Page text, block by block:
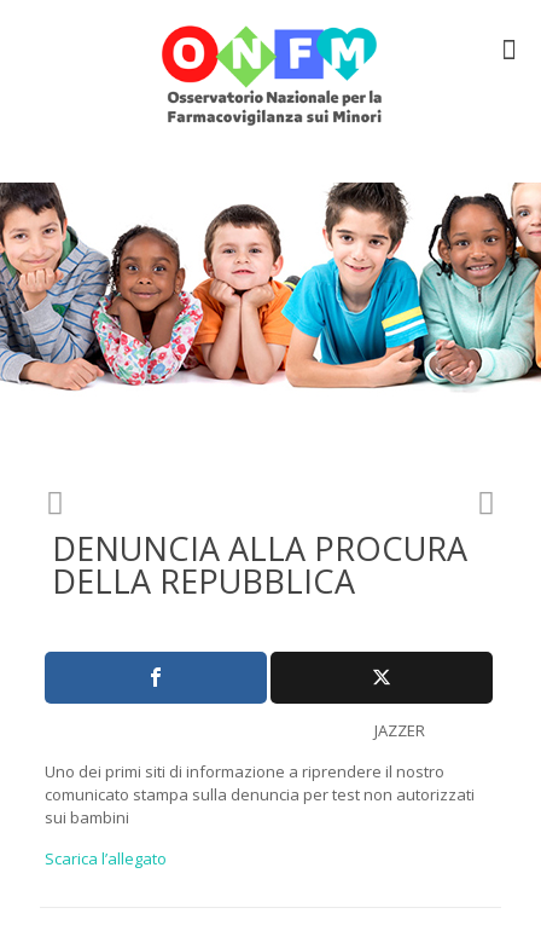
DENUNCIA ALLA PROCURA
DELLA REPUBBLICA
JAZZER
Uno dei primi siti di informazione a riprendere il nostro
comunicato stampa sulla denuncia per test non autorizzati
sui bambini
Scarica l’allegato